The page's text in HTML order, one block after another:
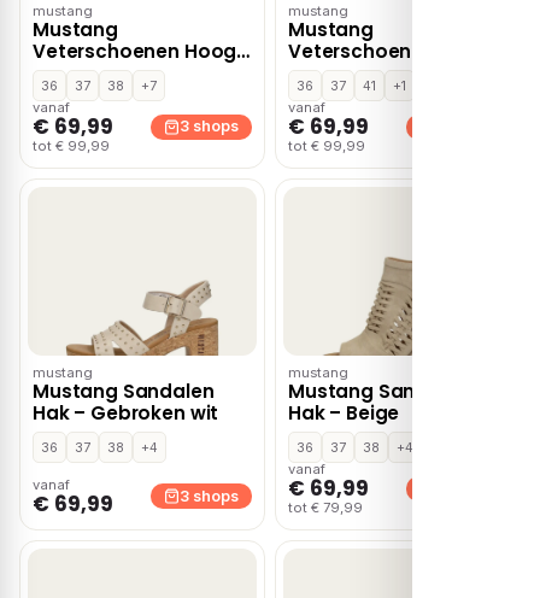
mustang
Mustang
Veterschoenen Hoog
– Zwart
36 37 38
+7
vanaf
€ 69,99
tot € 99,99
3 shops
mustang
Mustang
Veterschoenen Hoog
– Zwart
36 37 41
+1
vanaf
€ 69,99
tot € 99,99
mustang
Mustang Sandalen
Hak – Gebroken wit
36 37 38 +4
vanaf
€ 69,99 3 shops
mustang
Mustang Sandalen
Hak – Beige
36 37 38
+4
vanaf
€ 69,99
tot € 79,99